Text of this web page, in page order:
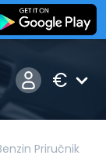
€
Priručnik